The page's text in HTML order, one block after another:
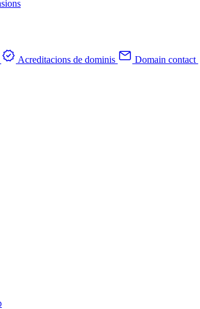
Acreditacions de dominis Domain contact